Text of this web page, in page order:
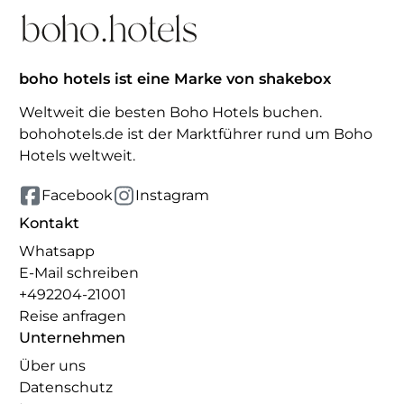
boho hotels ist eine Marke von shakebox
Weltweit die besten Boho Hotels buchen.
bohohotels.de ist der Marktführer rund um Boho
Hotels weltweit.
Facebook Instagram
Kontakt
Whatsapp
E-Mail schreiben
+492204-21001
Reise anfragen
Unternehmen
Über uns
Datenschutz